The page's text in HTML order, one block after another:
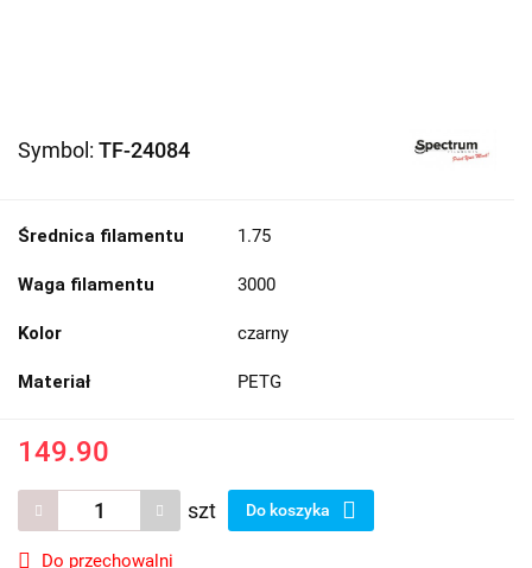
Symbol: TF-24084
Średnica filamentu 1.75
Waga filamentu 3000
Kolor czarny
Materiał PETG
149.90
szt Do koszyka
Do przechowalni